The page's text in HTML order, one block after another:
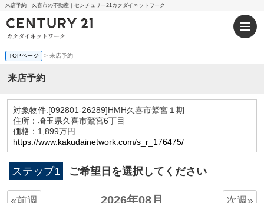
来店予約｜久喜市の不動産｜センチュリー21カクダイネットワーク
TOPページ > 来店予約
来店予約
対象物件:[092801-26289]HMH久喜市鷲宮１期
住所：埼玉県久喜市鷲宮6丁目
価格：1,899万円
https://www.kakudainetwork.com/s_r_176475/
ステップ1 ご希望日を選択してください
«前週 2026年08月 次週»